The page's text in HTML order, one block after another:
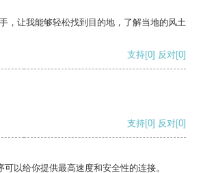
，让我能够轻松找到目的地，了解当地的风土
支持[0] 反对[0]
支持[0] 反对[0]
以给你提供最高速度和安全性的连接。